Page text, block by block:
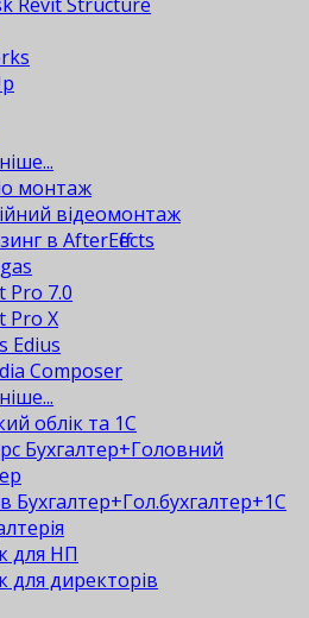
Revit Structure
монтаж
відеомонтаж
в AfterEffects
Pro 7.0
Pro X
Edius
Composer
облік та 1С
Бухгалтер+Головний
Бухгалтер+Гол.бухгалтер+1С
для НП
для директорів